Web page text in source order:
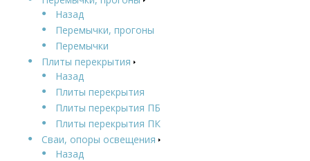
Назад
Перемычки, прогоны
Перемычки
Плиты перекрытия
Назад
Плиты перекрытия
Плиты перекрытия ПБ
Плиты перекрытия ПК
Сваи, опоры освещения
Назад